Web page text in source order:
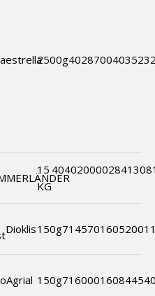
2500g40287004
15
KG
40402000
Dioklis150g71457016
Agrial 150g71600016